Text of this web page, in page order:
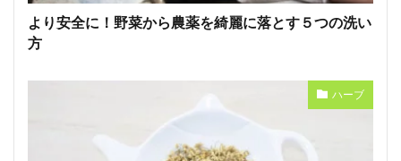
より安全に！野菜から農薬を綺麗に落とす５つの洗い
方
ハーブ